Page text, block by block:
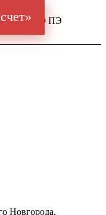
/ 500 ПЭ
Новгорода.